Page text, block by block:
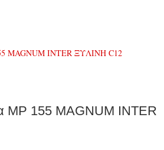
MP 155 MAGNUM INTER